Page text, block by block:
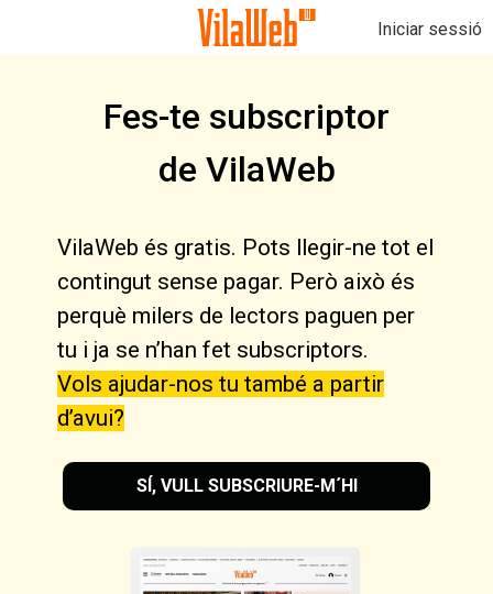
Iniciar sessió
Fes-te subscriptor
de VilaWeb
VilaWeb és gratis. Pots llegir-ne tot el
contingut sense pagar. Però això és
perquè milers de lectors paguen per
tu i ja se n’han fet subscriptors.
Vols ajudar-nos tu també a partir
d’avui?
SÍ, VULL SUBSCRIURE-M´HI